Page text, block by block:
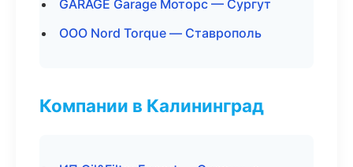
GARAGE Garage Моторс — Сургут
ООО Nord Torque — Ставрополь
Компании в Калининград